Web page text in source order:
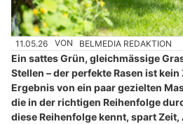
11.05.26 VON BELMEDIA REDAKTION
Ein sattes Grün, gleichmässige
Stellen – der perfekte Rasen ist
Ergebnis von ein paar gezielten
die in der richtigen Reihenfolge
diese Reihenfolge kennt, spart